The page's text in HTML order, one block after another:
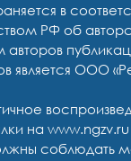
в
РФ об
авторов
является ООО
на
соблюдать